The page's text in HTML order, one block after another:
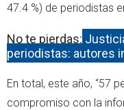
47.4 %) de periodistas
No te pierdas:
periodistas: autores
En total, este año, “57
compromiso con la